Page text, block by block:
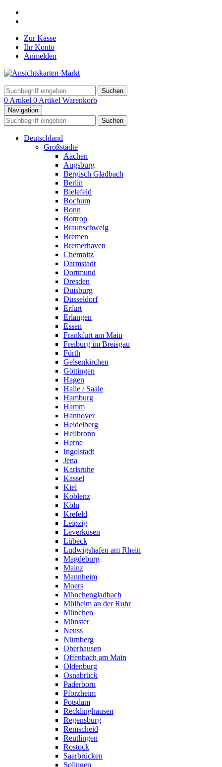
Zur Kasse
Ihr Konto
Anmelden
Suchen
0 Artikel 0 Artikel Warenkorb
Navigation
Suchen
Deutschland
Großstädte
Aachen
Augsburg
Bergisch Gladbach
Berlin
Bielefeld
Bochum
Bonn
Bottrop
Braunschweig
Bremen
Bremerhaven
Chemnitz
Darmstadt
Dortmund
Dresden
Duisburg
Düsseldorf
Erfurt
Erlangen
Essen
Frankfurt am Main
Freiburg im Breisgau
Fürth
Gelsenkirchen
Göttingen
Hagen
Halle / Saale
Hamburg
Hamm
Hannover
Heidelberg
Heilbronn
Herne
Ingolstadt
Jena
Karlsruhe
Kassel
Kiel
Koblenz
Köln
Krefeld
Leipzig
Leverkusen
Lübeck
Ludwigshafen am Rhein
Magdeburg
Mainz
Mannheim
Moers
Mönchengladbach
Mülheim an der Ruhr
München
Münster
Neuss
Nürnberg
Oberhausen
Offenbach am Main
Oldenburg
Osnabrück
Paderborn
Pforzheim
Potsdam
Recklinghausen
Regensburg
Remscheid
Reutlingen
Rostock
Saarbrücken
Solingen